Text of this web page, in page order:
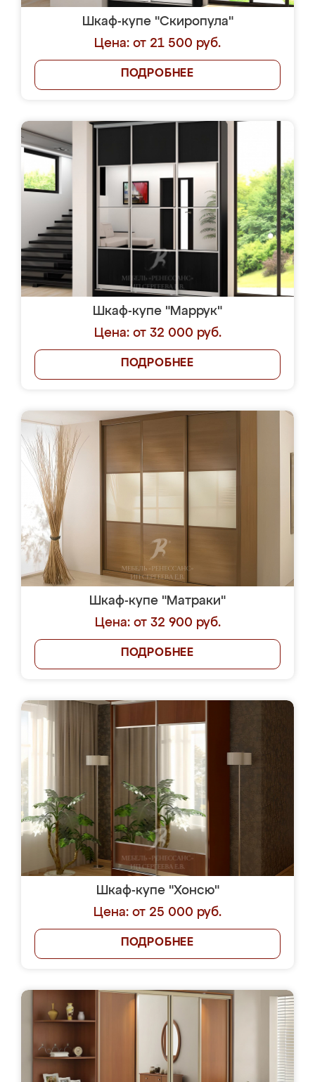
Шкаф-купе "Скиропула"
Цена: от 21 500 руб.
ПОДРОБНЕЕ
Шкаф-купе "Маррук"
Цена: от 32 000 руб.
ПОДРОБНЕЕ
Шкаф-купе "Матраки"
Цена: от 32 900 руб.
ПОДРОБНЕЕ
Шкаф-купе "Хонсю"
Цена: от 25 000 руб.
ПОДРОБНЕЕ